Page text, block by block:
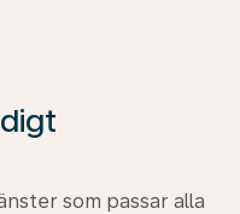
som passar alla